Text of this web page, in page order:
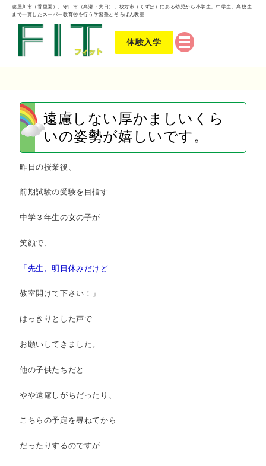
寝屋川市（香里園）、守口市（高瀬・大日）、枚方市（くずは）にある幼児から小学生、中学生、高校生
まで一貫したスーパー教育Ⓡを行う学習塾とそろばん教室
体験入学
遠慮しない厚かましいくら
いの姿勢が嬉しいです。
昨日の授業後、
前期試験の受験を目指す
中学３年生の女の子が
笑顔で、
「先生、明日休みだけど
教室開けて下さい！」
はっきりとした声で
お願いしてきました。
他の子供たちだと
やや遠慮しがちだったり、
こちらの予定を尋ねてから
だったりするのですが